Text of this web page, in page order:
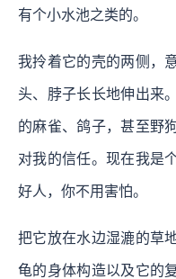
有个小水池之类的。
我拎着它的壳的两侧，
头、脖子长长地伸出来
的麻雀、鸽子，甚至野
对我的信任。现在我是
好人，你不用害怕。
把它放在水边湿漉的草
龟的身体构造以及它的